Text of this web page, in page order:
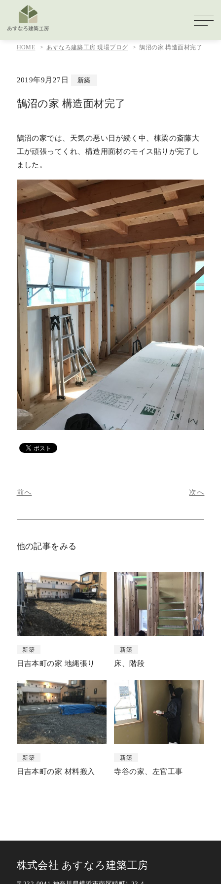
HOME あすなろ建築工房 現場ブログ 鵠沼の家 構造面材完了
2019年9月27日 新築
鵠沼の家 構造面材完了
鵠沼の家では、天気の悪い日が続く中、棟梁の斎藤大
工が頑張ってくれ、構造用面材のモイス貼りが完了し
ました。
前へ 次へ
他の記事をみる
新築
日吉本町の家 地縄張り
新築
床、階段
新築
日吉本町の家 材料搬入
新築
寺谷の家、左官工事
株式会社 あすなろ建築工房